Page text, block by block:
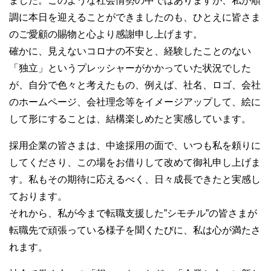
調に本日を迎えることができましたのも、ひとえに皆さま
のご愛顧の賜物と心より感謝申し上げます。
確かに、見えないコロナの不安と、経験したことのない
「独立」というプレッシャーがかかっていた状況でした
が、自分で色々と考えたもの、例えば、社名、ロゴ、会社
のホームページ、会社理念等をイメージアップして、絵に
して形にすることは、結構楽しめたと実感しています。
採用企業の皆さまは、中途採用の面で、いつも私を頼りに
してくださり、この場をお借りして改めて御礼申し上げま
す。私もその期待に応えるべく、日々成長できたと実感し
ております。
それから、私が今まで転職支援した”シモチル”の皆さまが
転職先で頑張っている様子を聞くたびに、私は心が満たさ
れます。